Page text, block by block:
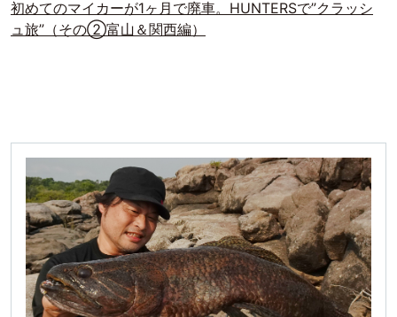
初めてのマイカーが1ヶ月で廃車。HUNTERSで”クラッシ
ュ旅”（その②富山＆関西編）